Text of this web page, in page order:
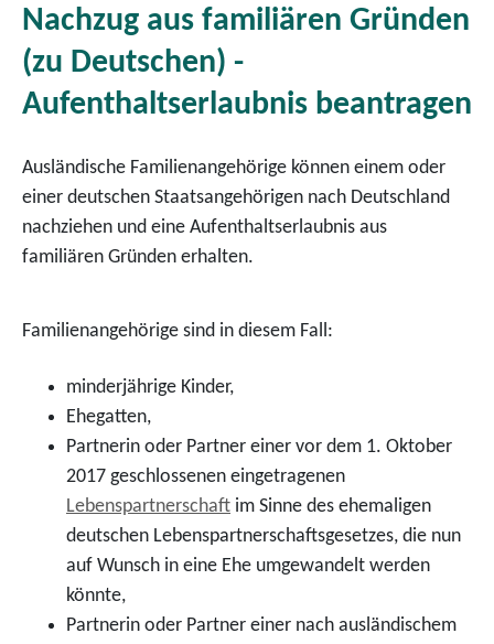
Nachzug aus familiären Gründen
(zu Deutschen) -
Aufenthaltserlaubnis beantragen
Ausländische Familienangehörige können einem oder
einer deutschen Staatsangehörigen nach Deutschland
nachziehen und eine Aufenthaltserlaubnis aus
familiären Gründen erhalten.
Familienangehörige sind in diesem Fall:
minderjährige Kinder,
Ehegatten,
Partnerin oder Partner einer vor dem 1. Oktober
2017 geschlossenen eingetragenen
Lebenspartnerschaft im Sinne des ehemaligen
deutschen Lebenspartnerschaftsgesetzes, die nun
auf Wunsch in eine Ehe umgewandelt werden
könnte,
Partnerin oder Partner einer nach ausländischem